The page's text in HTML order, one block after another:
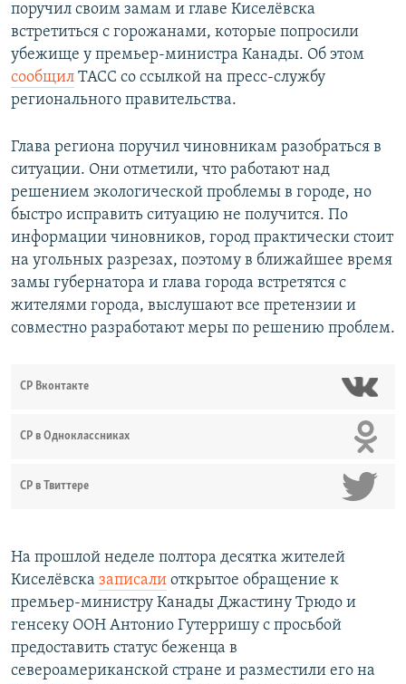
Все сайты РСЕ/РС
поручил своим замам и главе Киселёвска
встретиться с горожанами, которые попросили
убежище у премьер-министра Канады. Об этом
сообщил ТАСС со ссылкой на пресс-службу
регионального правительства.
Глава региона поручил чиновникам разобраться в
ситуации. Они отметили, что работают над
решением экологической проблемы в городе, но
быстро исправить ситуацию не получится. По
информации чиновников, город практически стоит
на угольных разрезах, поэтому в ближайшее время
замы губернатора и глава города встретятся с
жителями города, выслушают все претензии и
совместно разработают меры по решению проблем.
СР Вконтакте
СР в Одноклассниках
СР в Твиттере
На прошлой неделе полтора десятка жителей
Киселёвска записали открытое обращение к
премьер-министру Канады Джастину Трюдо и
генсеку ООН Антонио Гутерришу с просьбой
предоставить статус беженца в
североамериканской стране и разместили его на